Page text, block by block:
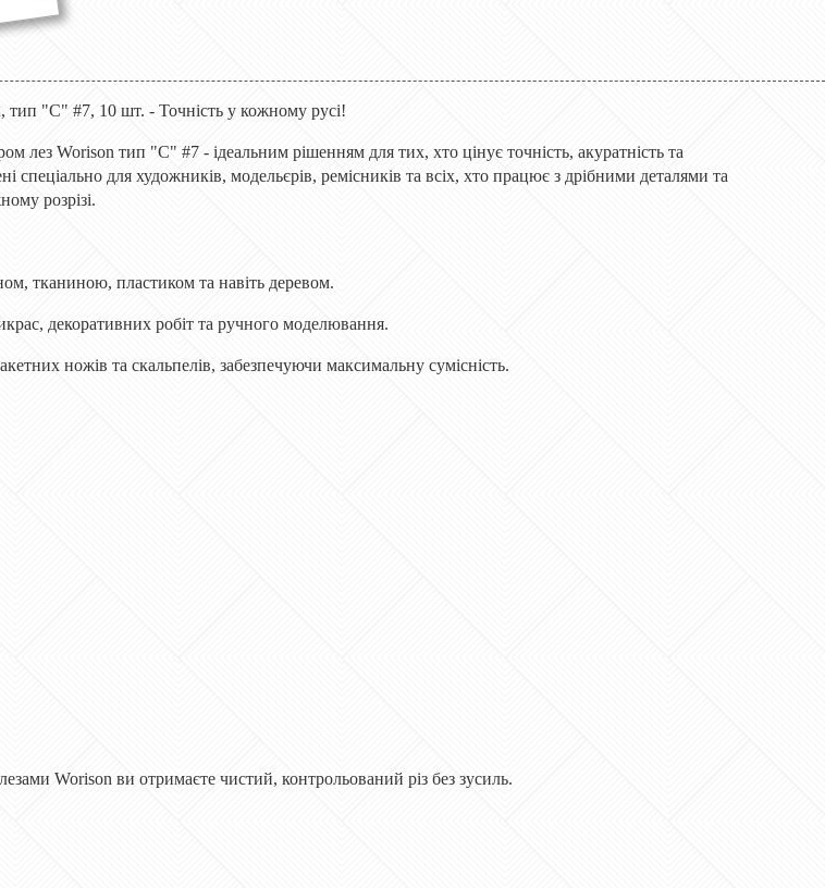
тип "C" #7, 10 шт. - Точність у кожному русі!
лез Worison тип "C" #7 - ідеальним рішенням для тих, хто цінує точність, акуратність та
спеціально для художників, модельєрів, ремісників та всіх, хто працює з дрібними деталями та
розрізі.
тканиною, пластиком та навіть деревом.
декоративних робіт та ручного моделювання.
ножів та скальпелів, забезпечуючи максимальну сумісність.
Worison ви отримаєте чистий, контрольований різ без зусиль.